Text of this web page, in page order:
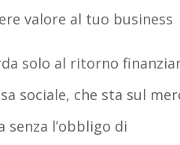
valore al tuo business
solo al ritorno
sociale, che sta sul
l’obbligo di